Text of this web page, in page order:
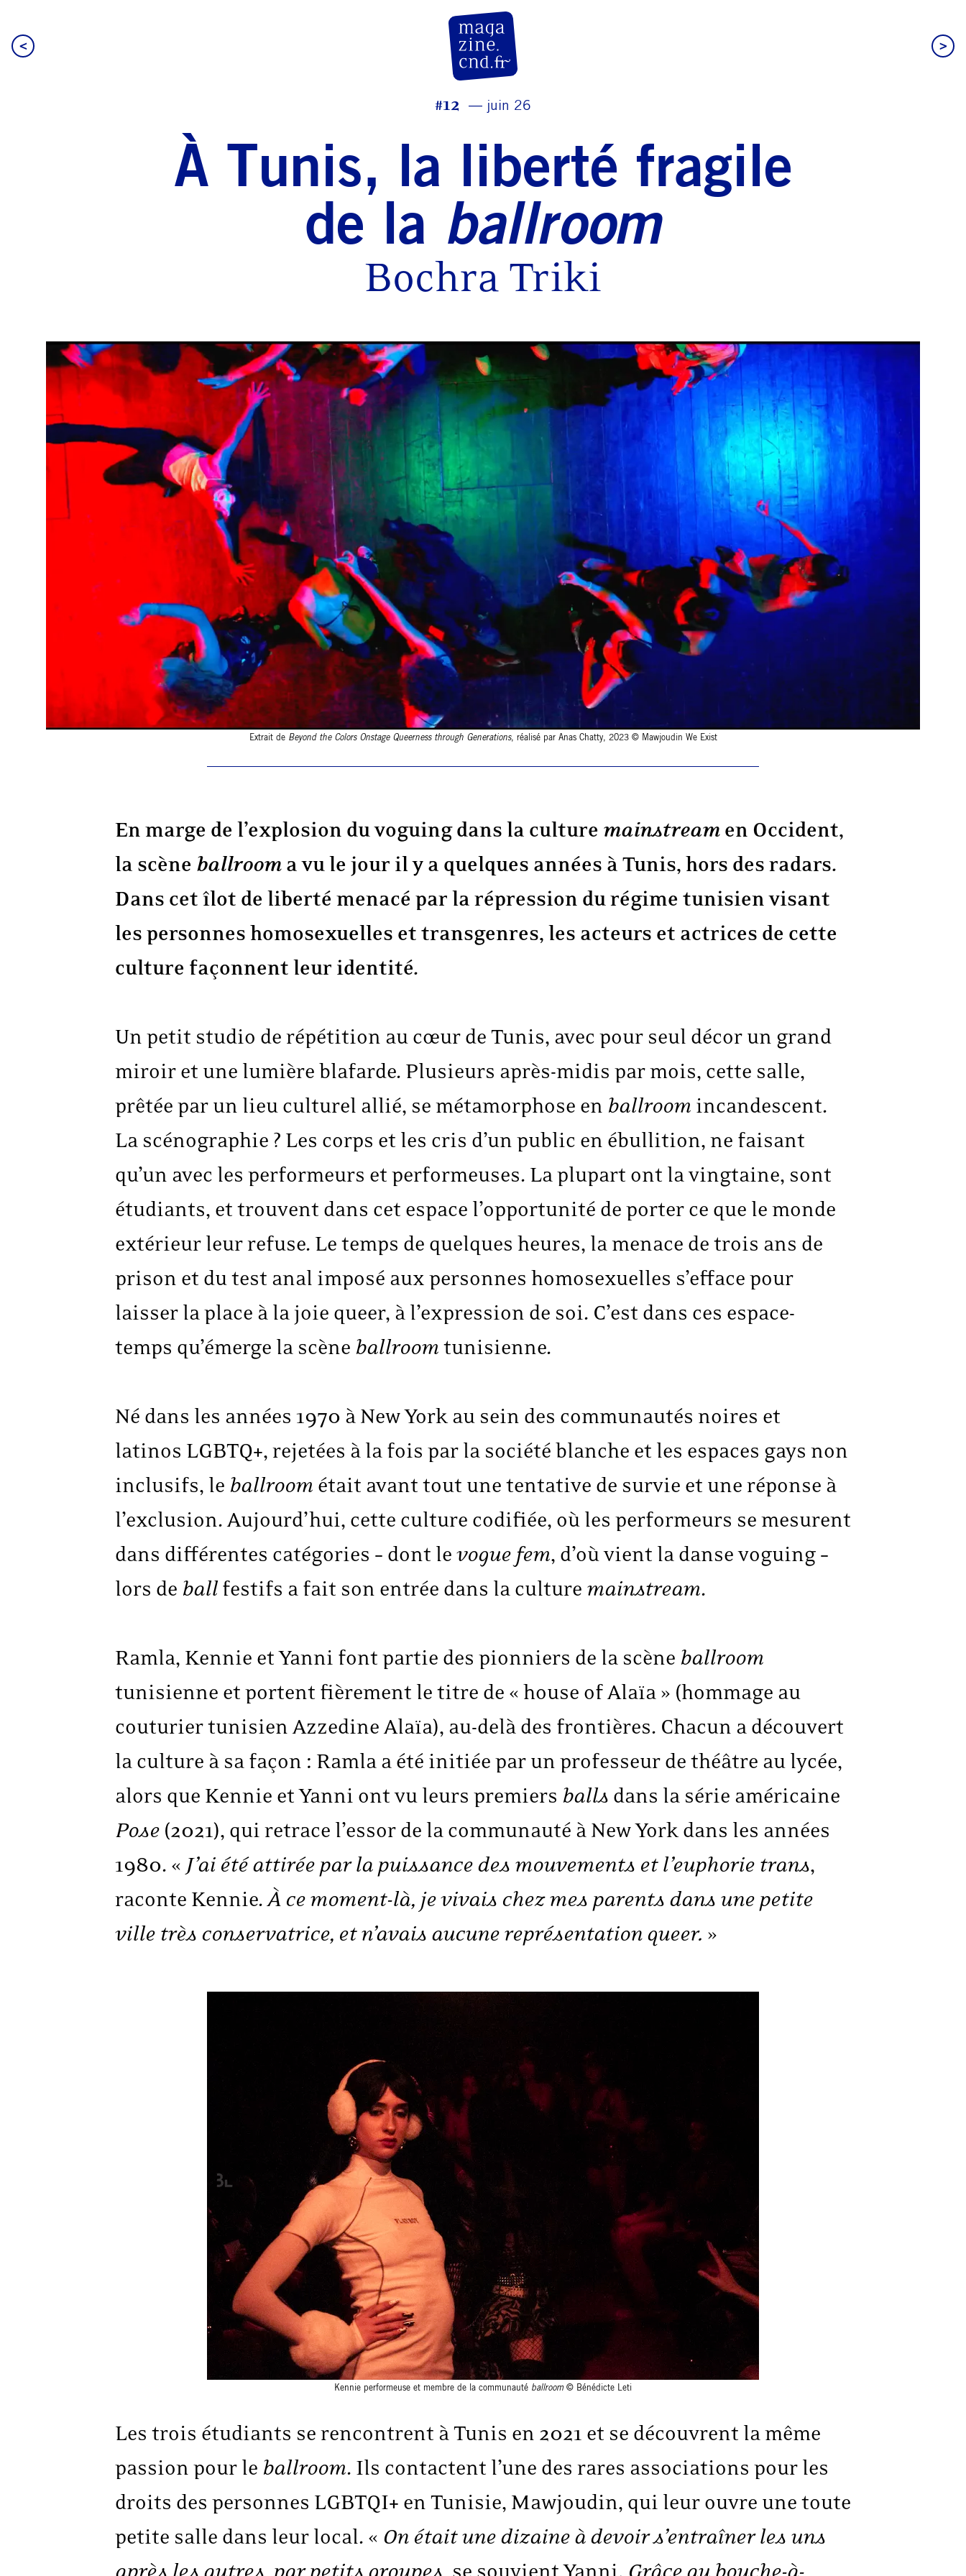
< >
#12 juin 26
À Tunis, la liberté fragile
de la ballroom
Bochra Triki
Extrait de Beyond the Colors Onstage Queerness through Generations, réalisé par Anas Chatty, 2023 © Mawjoudin We Exist
En marge de l’explosion du voguing dans la culture mainstream en Occident,
la scène ballroom a vu le jour il y a quelques années à Tunis, hors des radars.
Dans cet îlot de liberté menacé par la répression du régime tunisien visant
les personnes homosexuelles et transgenres, les acteurs et actrices de cette
culture façonnent leur identité.
Un petit studio de répétition au cœur de Tunis, avec pour seul décor un grand
miroir et une lumière blafarde. Plusieurs après-midis par mois, cette salle,
prêtée par un lieu culturel allié, se métamorphose en ballroom incandescent.
La scénographie ? Les corps et les cris d’un public en ébullition, ne faisant
qu’un avec les performeurs et performeuses. La plupart ont la vingtaine, sont
étudiants, et trouvent dans cet espace l’opportunité de porter ce que le monde
extérieur leur refuse. Le temps de quelques heures, la menace de trois ans de
prison et du test anal imposé aux personnes homosexuelles s’efface pour
laisser la place à la joie queer, à l’expression de soi. C’est dans ces espace-
temps qu’émerge la scène ballroom tunisienne.
Né dans les années 1970 à New York au sein des communautés noires et
latinos LGBTQ+, rejetées à la fois par la société blanche et les espaces gays non
inclusifs, le ballroom était avant tout une tentative de survie et une réponse à
l’exclusion. Aujourd’hui, cette culture codifiée, où les performeurs se mesurent
dans différentes catégories – dont le vogue fem, d’où vient la danse voguing –
lors de ballfestifs a fait son entrée dans la culture mainstream.
Ramla, Kennie et Yanni font partie des pionniers de la scène ballroom
tunisienne et portent fièrement le titre de « house of Alaïa » (hommage au
couturier tunisien Azzedine Alaïa), au-delà des frontières. Chacun a découvert
la culture à sa façon : Ramla a été initiée par un professeur de théâtre au lycée,
alors que Kennie et Yanni ont vu leurs premiers balls dans la série américaine
Pose (2021), qui retrace l’essor de la communauté à New York dans les années
1980. « J’ai été attirée par la puissance des mouvements et l’euphorie trans,
raconte Kennie.À ce moment-là, je vivais chez mes parents dans une petite
ville très conservatrice, et n’avais aucune représentation queer. »
Kennie performeuse et membre de la communauté ballroom © Bénédicte Leti
Les trois étudiants se rencontrent à Tunis en 2021 et se découvrent la même
passion pour le ballroom. Ils contactent l’une des rares associations pour les
droits des personnes LGBTQI+ en Tunisie, Mawjoudin, qui leur ouvre une toute
petite salle dans leur local. « On était une dizaine à devoir s’entraîner les uns